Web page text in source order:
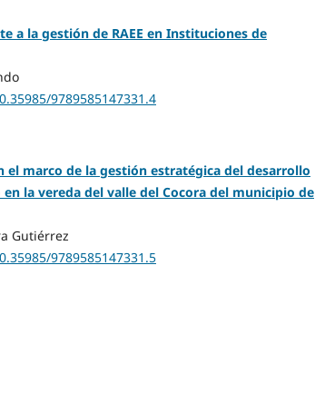
a la gestión de RAEE en Instituciones de
9789585147331.4
el marco de la gestión estratégica del desarrollo
la vereda del valle del Cocora del municipio de
Gutiérrez
9789585147331.5